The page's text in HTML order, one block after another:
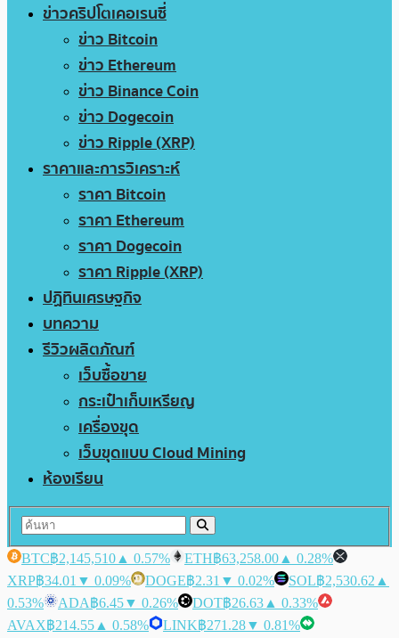
ข่าวคริปโตเคอเรนซี่
ข่าว Bitcoin
ข่าว Ethereum
ข่าว Binance Coin
ข่าว Dogecoin
ข่าว Ripple (XRP)
ราคาและการวิเคราะห์
ราคา Bitcoin
ราคา Ethereum
ราคา Dogecoin
ราคา Ripple (XRP)
ปฏิทินเศรษฐกิจ
บทความ
รีวิวผลิตภัณฑ์
เว็บซื้อขาย
กระเป๋าเก็บเหรียญ
เครื่องขุด
เว็บขุดแบบ Cloud Mining
ห้องเรียน
BTC฿2,145,510 ▲ 0.57% ETH฿63,258.00 ▲ 0.28%
XRP฿34.01 ▼ 0.09% DOGE฿2.31 ▼ 0.02% SOL฿2,530.62 ▲
0.53%
ADA฿6.45▼ 0.26% DOT฿26.63 ▲ 0.33%
AVAX฿214.55 ▲ 0.58% LINK฿271.28▼ 0.81%